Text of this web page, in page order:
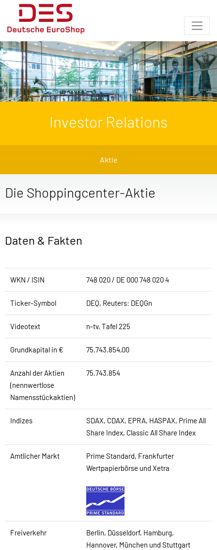
Investor Relations
Aktie
Die Shoppingcenter-Aktie
Daten & Fakten
WKN / ISIN 748 020 / DE 000 748 020 4
Ticker-Symbol DEQ, Reuters: DEQGn
Videotext n-tv, Tafel 225
Grundkapital in € 75.743.854,00
Anzahl der Aktien
(nennwertlose
Namensstückaktien)
75.743.854
Indizes
SDAX, CDAX, EPRA, HASPAX, Prime All
Share Index, Classic All Share Index
Amtlicher Markt
Prime Standard, Frankfurter
Wertpapierbörse und Xetra
Freiverkehr
Berlin, Düsseldorf, Hamburg,
Hannover, München und Stuttgart